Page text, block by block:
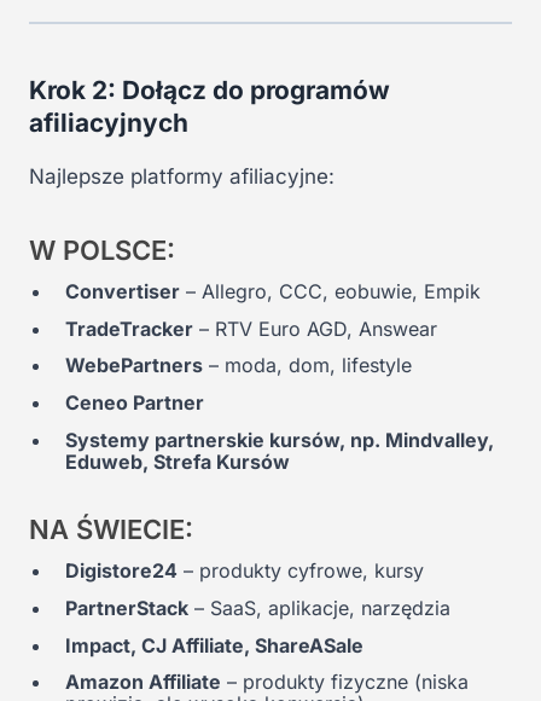
Krok 2: Dołącz do programów
afiliacyjnych
Najlepsze platformy afiliacyjne:
W POLSCE:
Convertiser – Allegro, CCC, eobuwie, Empik
TradeTracker – RTV Euro AGD, Answear
WebePartners – moda, dom, lifestyle
Ceneo Partner
Systemy partnerskie kursów, np. Mindvalley,
Eduweb, Strefa Kursów
NA ŚWIECIE:
Digistore24 – produkty cyfrowe, kursy
PartnerStack – SaaS, aplikacje, narzędzia
Impact, CJ Affiliate, ShareASale
Amazon Affiliate – produkty fizyczne (niska